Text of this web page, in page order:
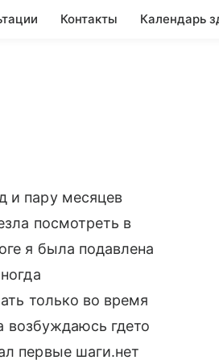
Контакты Календарь
и пару месяцев
посмотреть в
я была подавлена
только во время
возбуждаюсь гдето
первые шаги.нет